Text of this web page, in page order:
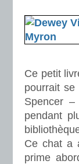
Ce petit
pourrait se
Spencer
pendant
Ce chat a
prime